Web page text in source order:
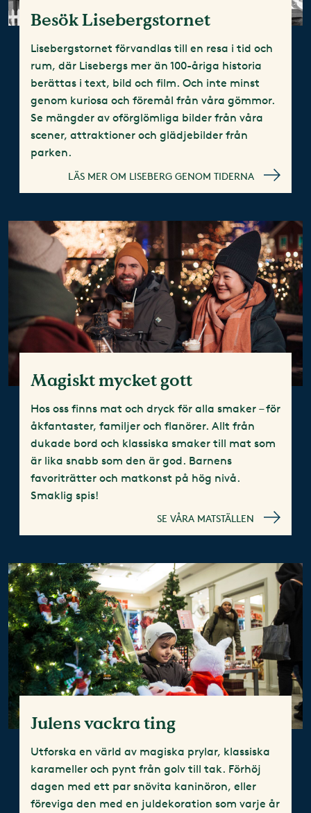
Besök Lisebergstornet
Lisebergstornet förvandlas till en resa i tid och
rum, där Lisebergs mer än 100-åriga historia
berättas i text, bild och film. Och inte minst
genom kuriosa och föremål från våra gömmor.
Se mängder av oförglömliga bilder från våra
scener, attraktioner och glädjebilder från
parken.
LÄS MER OM LISEBERG GENOM TIDERNA
Magiskt mycket gott
Hos oss finns mat och dryck för alla smaker – för
åkfantaster, familjer och flanörer. Allt från
dukade bord och klassiska smaker till mat som
är lika snabb som den är god. Barnens
favoriträtter och matkonst på hög nivå.
Smaklig spis!
SE VÅRA MATSTÄLLEN
Julens vackra ting
Utforska en värld av magiska prylar, klassiska
karameller och pynt från golv till tak. Förhöj
dagen med ett par snövita kaninöron, eller
föreviga den med en juldekoration som varje år